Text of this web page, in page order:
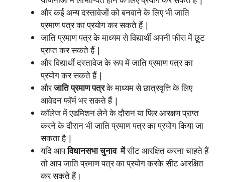
और कई अन्य दस्तावेजों को बनवाने के लिए भी जाति
प्रमाण पत्र का प्रयोग कर सकते हैं |
जाति प्रमाण पत्र के माध्यम से विद्यार्थी अपनी फीस में छूट
प्राप्त कर सकते हैं |
और विद्यार्थी दस्तावेज के रूप में जाति प्रमाण पत्र का
प्रयोग कर सकते हैं |
औरजाति प्रमाण पत्रके माध्यम से छात्रवृत्ति के लिए
आवेदन फॉर्म भर सकते हैं |
कॉलेज में एडमिशन लेने के दौरान या फिर आरक्षण प्राप्त
करने के दौरान भी जाति प्रमाण पत्र का प्रयोग किया जा
सकता है |
यदि आपविधानसभा चुनाव मेंसीट आरक्षित करना चाहते हैं
तो आप जाति प्रमाण पत्र का प्रयोग करके सीट आरक्षित
कर सकते हैं।